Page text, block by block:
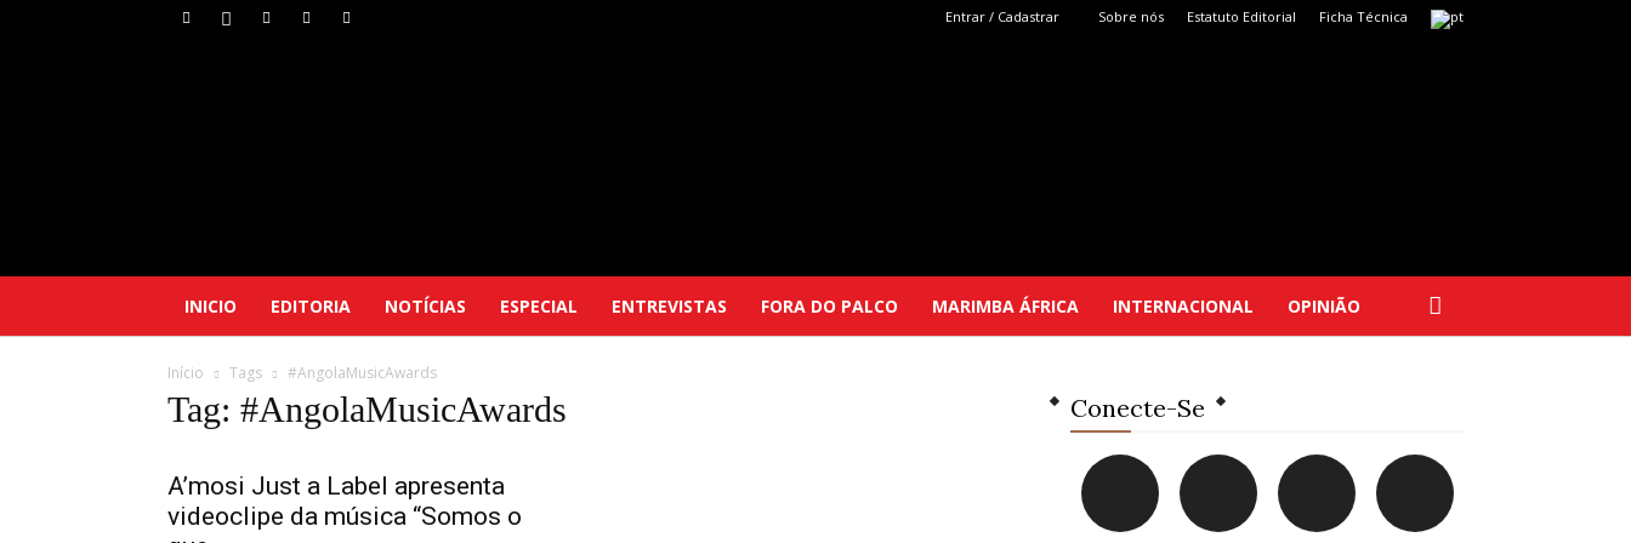
Entrar / Cadastrar Sobre nós Estatuto Editorial Ficha Técnica
INICIO EDITORIA NOTÍCIAS ESPECIAL ENTREVISTAS FORA DO PALCO MARIMBA ÁFRICA INTERNACIONAL OPINIÃO
Início Tags #AngolaMusicAwards
Tag: #AngolaMusicAwards
A’mosi Just a Label apresenta
videoclipe da música “Somos o
Conecte-Se